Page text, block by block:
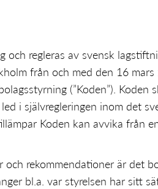
regleras av svensk
från och med den 16
(”Koden”).
i självregleringen inom det
Koden kan avvika från
och rekommendationer är det
bl.a. var styrelsen har sitt